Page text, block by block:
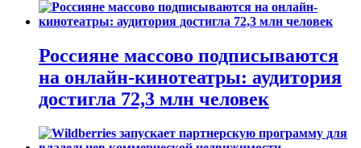
Россияне массово подписываются
на онлайн-кинотеатры: аудитория
достигла 72,3 млн человек